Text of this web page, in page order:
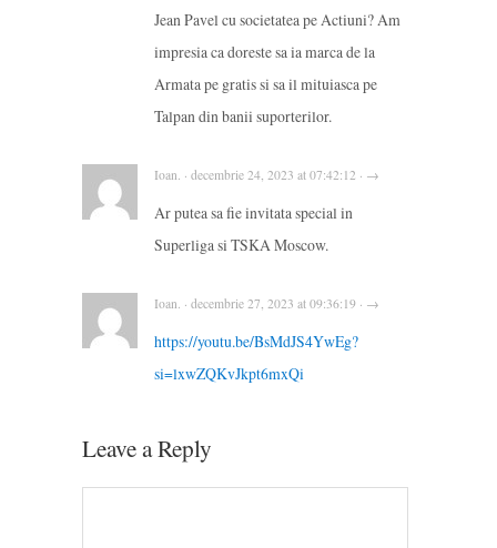
Jean Pavel cu societatea pe Actiuni? Am
impresia ca doreste sa ia marca de la
Armata pe gratis si sa il mituiasca pe
Talpan din banii suporterilor.
Ioan. · decembrie 24, 2023 at 07:42:12 · →
Ar putea sa fie invitata special in
Superliga si TSKA Moscow.
Ioan. · decembrie 27, 2023 at 09:36:19 · →
https://youtu.be/BsMdJS4YwEg?
si=lxwZQKvJkpt6mxQi
Leave a Reply